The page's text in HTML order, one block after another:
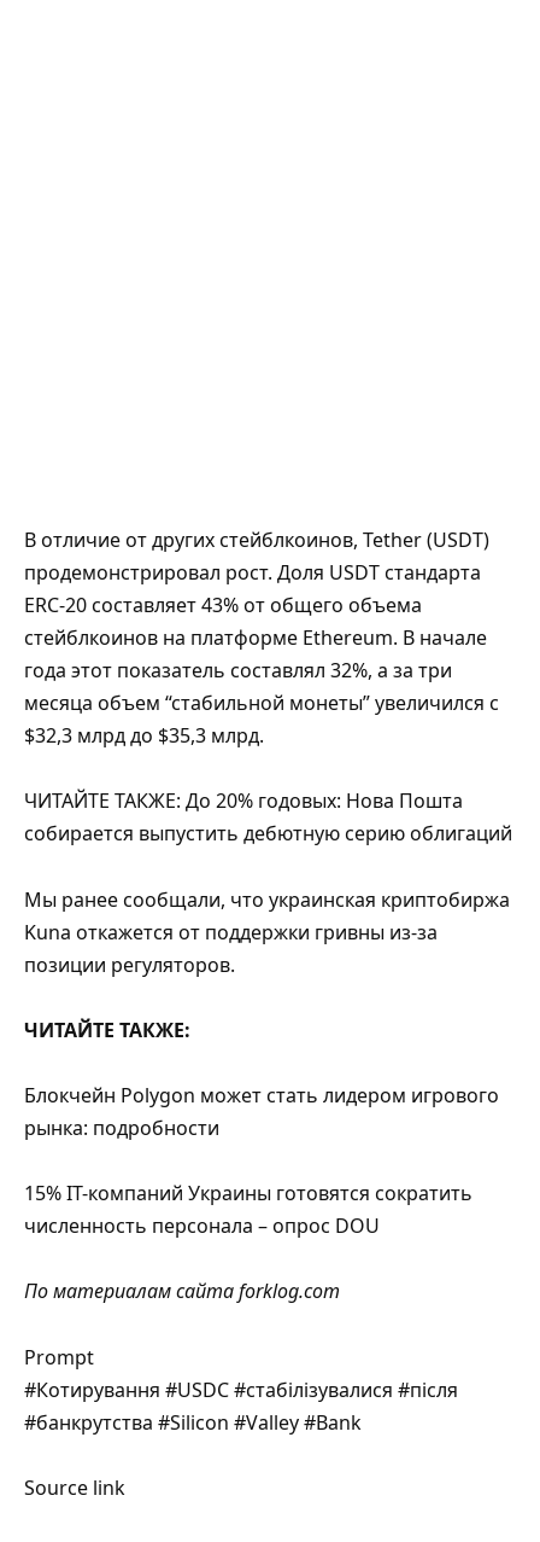
В отличие от других стейблкоинов, Tether (USDT)
продемонстрировал рост. Доля USDT стандарта
ERC-20 составляет 43% от общего объема
стейблкоинов на платформе Ethereum. В начале
года этот показатель составлял 32%, а за три
месяца объем “стабильной монеты” увеличился с
$32,3 млрд до $35,3 млрд.
ЧИТАЙТЕ ТАКЖЕ: До 20% годовых: Нова Пошта
собирается выпустить дебютную серию облигаций
Мы ранее сообщали, что украинская криптобиржа
Kuna откажется от поддержки гривны из-за
позиции регуляторов.
ЧИТАЙТЕ ТАКЖЕ:
Блокчейн Polygon может стать лидером игрового
рынка: подробности
15% IT-компаний Украины готовятся сократить
численность персонала – опрос DOU
По материалам сайтаforklog.com
Prompt
#Котирування #USDC #стабілізувалися #після
#банкрутства #Silicon #Valley #Bank
Source link